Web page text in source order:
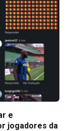
e
jogadores da